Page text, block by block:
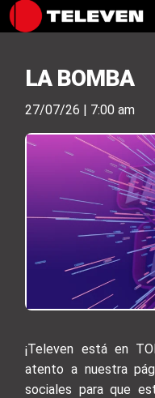
LA BOMBA
27/07/26 | 7:00 am
¡Televen está en
atento a nuestra
sociales para que